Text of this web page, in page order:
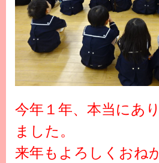
今年１年、本当にあ
ました。
来年もよろしくおね